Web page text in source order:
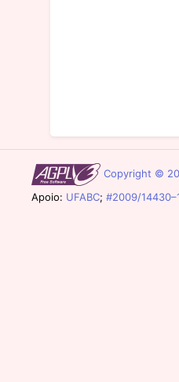
Copyright ©
Apoio: UFABC; #2009/